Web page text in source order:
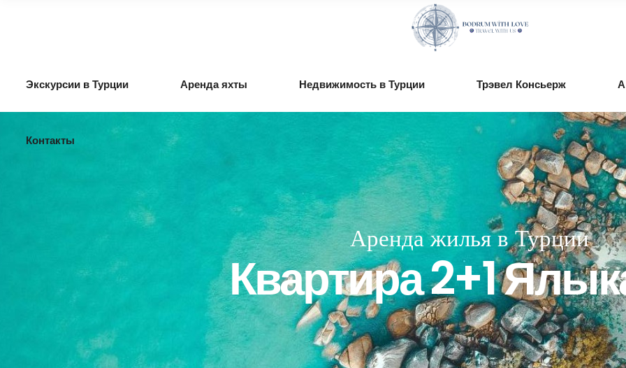
Экскурсии в Турции Аренда яхты Недвижимость в Турции Трэвел Консьерж
Контакты
Аренда жилья в Турции
Квартира 2+1